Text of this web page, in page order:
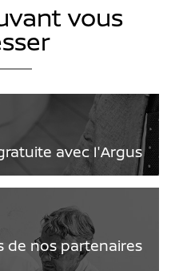
vous
avec l'Argus
de nos partenaires